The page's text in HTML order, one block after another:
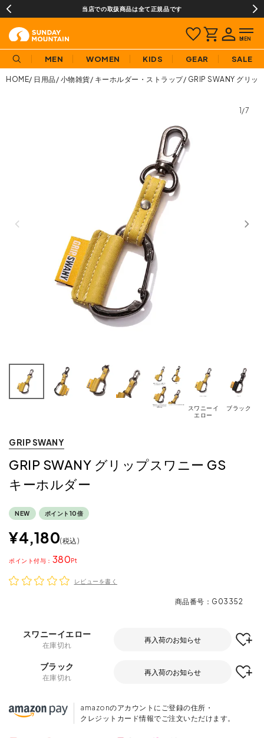
当店での取扱商品は全て正規品です
MEN WOMEN KIDS GEAR SALE
HOME 日用品 小物雑貨 キーホルダー・ストラップ GRIP SWANY グリッ
1/7
スワニーイ
エロー
ブラック
GRIP SWANY
GRIP SWANY グリップスワニー GS
キーホルダー
NEW ポイント10倍
¥4,180 税込
380
ポイント
レビューを書く
商品番号 G03352
スワニーイエロー
在庫切れ
再入荷のお知らせ
ブラック
在庫切れ
再入荷のお知らせ
amazonのアカウントにご登録の住所・
クレジットカード情報でご注文いただけます。